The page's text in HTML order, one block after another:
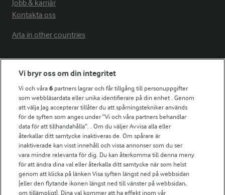
Jobb & karriär
Kontakta oss
Arla in other countries
Fler Arlasajter
För ägare
Arlas kundportal
Arla.com
Falbygdens Ost
Arla webbshop
Bildbank
Vi bryr oss om din integritet
Vi och våra6 partners lagrar och får tillgång till personuppgifter
som webbläsardata eller unika identifierare på din enhet . Genom
att välja Jag accepterar tillåter du att spårningstekniker används
för de syften som anges under ”Vi och våra partners behandlar
data för att tillhandahålla”. . Om du väljer Avvisa alla eller
återkallar ditt samtycke inaktiveras de. Om spårare är
inaktiverade kan visst innehåll och vissa annonser som du ser
vara mindre relevanta för dig. Du kan återkomma till denna meny
för att ändra dina val eller återkalla ditt samtycke när som helst
genom att klicka på länken Visa syften längst ned på webbsidan
[eller den flytande ikonen längst ned till vänster på webbsidan,
om tillämpligt]. Dina val kommer att ha effekt inom vår